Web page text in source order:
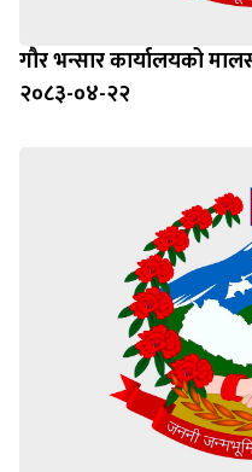
गौर भन्सार कार्यालयको
२०८३-०४-२२